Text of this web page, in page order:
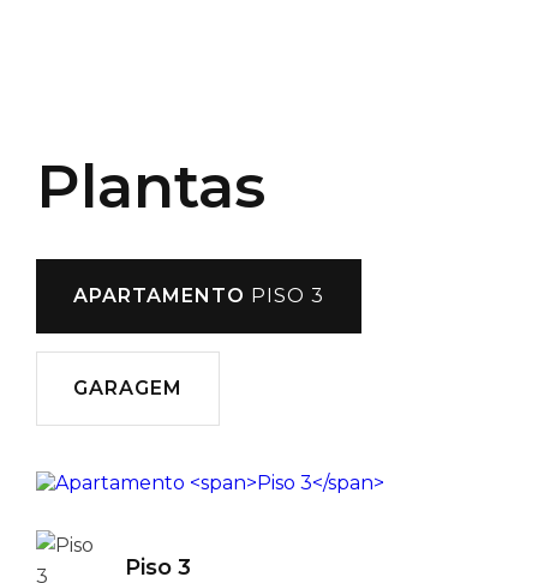
Plantas
APARTAMENTO PISO 3
GARAGEM
Piso 3